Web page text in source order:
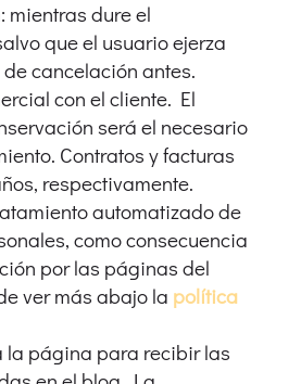
mientras dure el
que el usuario ejerza
cancelación antes.
con el cliente. El
será el necesario
Contratos y facturas
respectivamente.
automatizado de
como consecuencia
por las páginas del
ver más abajo la política
la página para recibir las